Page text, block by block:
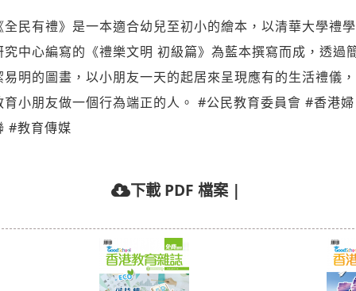
全民有禮》是一本適合幼兒至初小的繪本，以清華大學禮學
究中心編寫的《禮樂文明 初級篇》為藍本撰寫而成，透過
易明的圖畫，以小朋友一天的起居來呈現應有的生活禮儀，
育小朋友做一個行為端正的人。 #公民教育委員會 #香港婦
#教育傳媒
下載 PDF 檔案 |